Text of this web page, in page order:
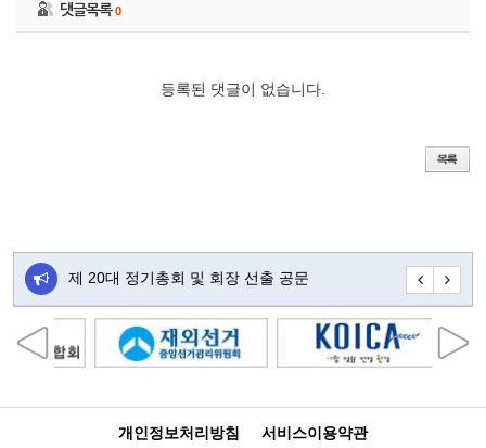
댓글목록0
등록된 댓글이 없습니다.
제 20대 정기총회 및 회장 선출 공문 초대합니
개인정보처리방침 서비스이용약관